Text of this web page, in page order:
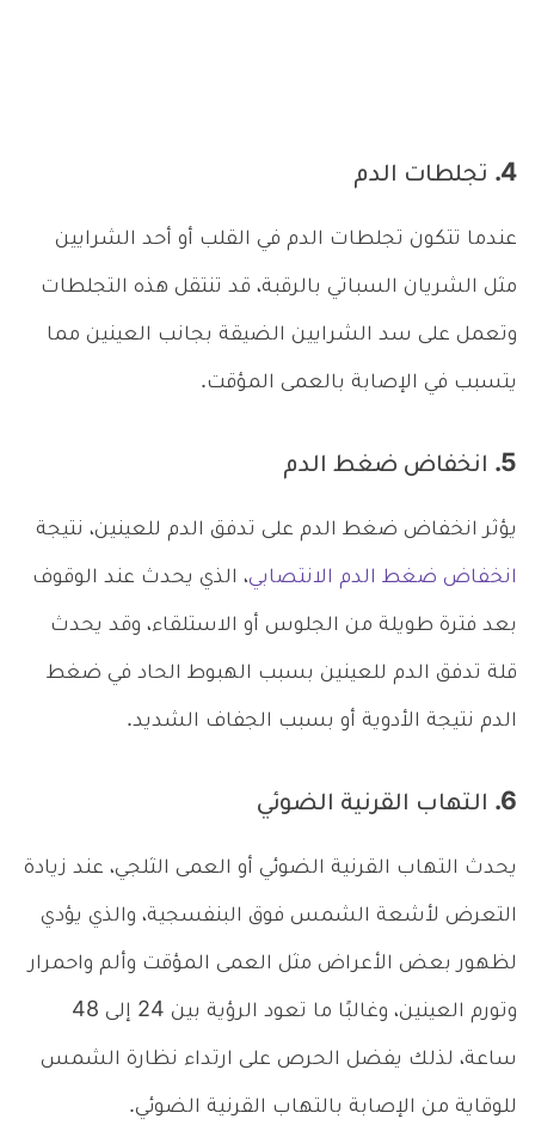
4. تجلطات الدم
عندما تتكون تجلطات الدم في القلب أو أحد الشرايين
مثل الشريان السباتي بالرقبة، قد تنتقل هذه التجلطات
وتعمل على سد الشرايين الضيقة بجانب العينين مما
يتسبب في الإصابة بالعمى المؤقت.
5. انخفاض ضغط الدم
يؤثر انخفاض ضغط الدم على تدفق الدم للعينين، نتيجة
انخفاض ضغط الدم الانتصابي، الذي يحدث عند الوقوف
بعد فترة طويلة من الجلوس أو الاستلقاء، وقد يحدث
قلة تدفق الدم للعينين بسبب الهبوط الحاد في ضغط
الدم نتيجة الأدوية أو بسبب الجفاف الشديد.
6. التهاب القرنية الضوئي
يحدث التهاب القرنية الضوئي أو العمى الثلجي، عند زيادة
التعرض لأشعة الشمس فوق البنفسجية، والذي يؤدي
لظهور بعض الأعراض مثل العمى المؤقت وألم واحمرار
وتورم العينين، وغالبًا ما تعود الرؤية بين 24 إلى 48
ساعة، لذلك يفضل الحرص على ارتداء نظارة الشمس
للوقاية من الإصابة بالتهاب القرنية الضوئي.